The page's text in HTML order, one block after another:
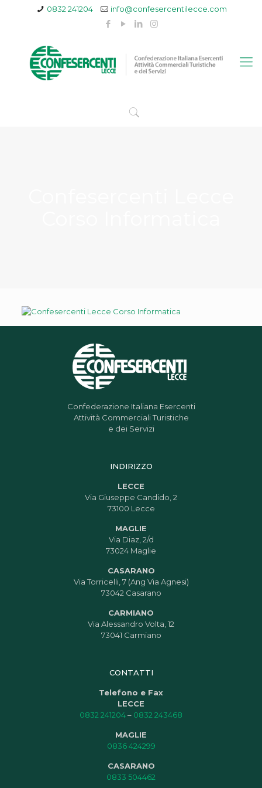
0832 241204 info@confesercentilecce.com
Confederazione Italiana Esercenti
Attività Commerciali Turistiche
e dei Servizi
INDIRIZZO
LECCE
Via Giuseppe Candido, 2
73100 Lecce
MAGLIE
Via Diaz, 2/d
73024 Maglie
CASARANO
Via Torricelli, 7 (Ang Via Agnesi)
73042 Casarano
CARMIANO
Via Alessandro Volta, 12
73041 Carmiano
CONTATTI
Telefono e Fax
LECCE
0832 241204– 0832 243468
MAGLIE
0836 424299
CASARANO
0833 504462